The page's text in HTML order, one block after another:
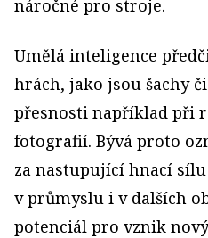
náročné pro stroje.
Umělá inteligence
hrách, jako jsou šachy
přesnosti například při
fotografií. Bývá proto
za nastupující hnací
v průmyslu i v dalších
potenciál pro vznik